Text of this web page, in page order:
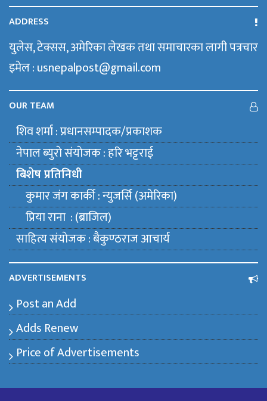
ADDRESS
युलेस, टेक्सस, अमेरिका लेखक तथा समाचारका लागी पत्रचार
इमेल : usnepalpost@gmail.com
OUR TEAM
शिव शर्मा : प्रधानसम्पादक/प्रकाशक
नेपाल ब्युराे संयाेजक : हरि भट्टराई
बिशेष प्रतिनिधी
कुमार जंग कार्की : न्युजर्सि (अमेरिका)
प्रिया राना : (ब्राजिल)
साहित्य संयाेजक : बैकुण्ठराज आचार्य
ADVERTISEMENTS
Post an Add
Adds Renew
Price of Advertisements